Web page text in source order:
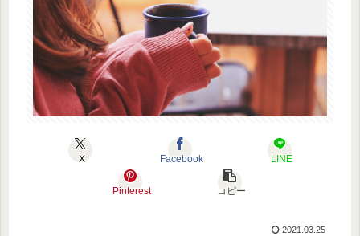
X Facebook LINE
Pinterest コピー
2021.03.25